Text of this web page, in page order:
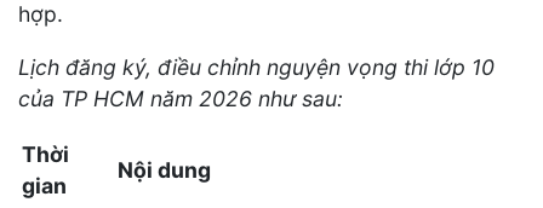
hợp.
Lịch đăng ký, điều chỉnh nguyện vọng thi lớp 10
của TP HCM năm 2026 như sau:
Thời
gian
Nội dung